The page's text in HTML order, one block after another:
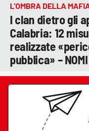
L’OMBRA DELLA
I clan dietro gli
Calabria: 12
realizzate
pubblica» – NOMI